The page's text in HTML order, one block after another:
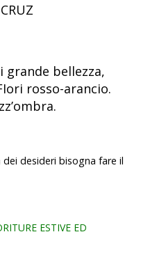
grande bellezza,
rosso-arancio.
desideri bisogna fare il
ESTIVE ED